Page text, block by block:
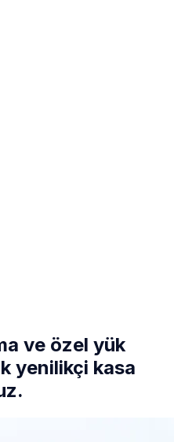
ve özel yük
yenilikçi kasa